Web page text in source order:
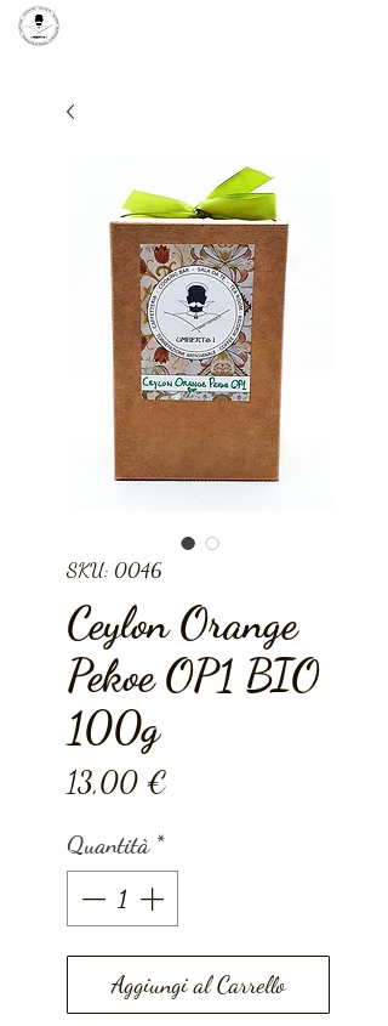
SKU: 0046
Ceylon Orange
Pekoe OP1 BIO
100g
13,00 €
Quantità *
Aggiungi al Carrello